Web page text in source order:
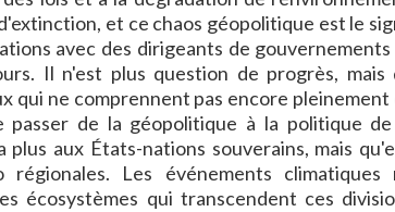
et ce chaos géopolitique est le
avec des dirigeants de
Il n'est plus question de progrès, mais
qui ne comprennent pas encore pleinement
passer de la géopolitique à la politique
aux États-nations souverains, mais
Les événements climatiques
écosystèmes qui transcendent ces